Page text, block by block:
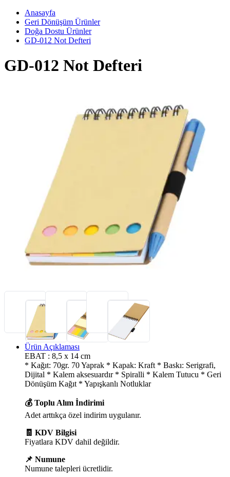
Anasayfa
Geri Dönüşüm Ürünler
Doğa Dostu Ürünler
GD-012 Not Defteri
GD-012 Not Defteri
Ürün Açıklaması
EBAT : 8,5 x 14 cm
* Kağıt: 70gr. 70 Yaprak * Kapak: Kraft * Baskı: Serigrafi,
Dijital * Kalem aksesuardır * Spiralli * Kalem Tutucu * Geri
Dönüşüm Kağıt * Yapışkanlı Notluklar
💰 Toplu Alım İndirimi
Adet arttıkça özel indirim uygulanır.
🧾 KDV Bilgisi
Fiyatlara KDV dahil değildir.
📌 Numune
Numune talepleri ücretlidir.